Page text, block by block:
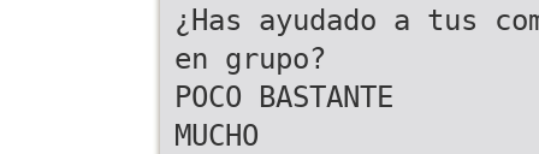
¿Has ayudado a tus
en grupo?
POCO BASTANTE
MUCHO